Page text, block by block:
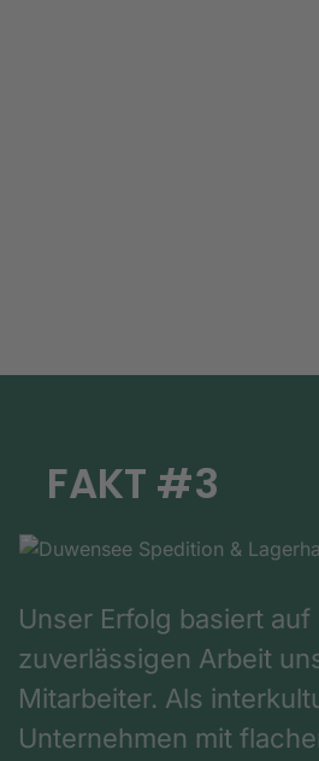
FAKT #3
Unser Erfolg basiert
zuverlässigen Arbeit
Mitarbeiter. Als
Unternehmen mit